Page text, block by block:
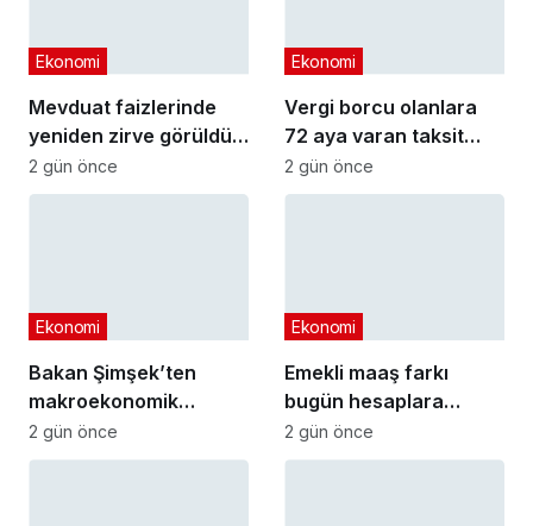
Mevduat faizlerinde
yeniden zirve görüldü :
3 milyon liranın aylık
getirisi ne kadar oldu?
Ekonomi
2 gün önce
Vergi borcu olanlara
72 aya varan taksit
fırsatı
Ekonomi
2 gün önce
Bakan Şimşek’ten
makroekonomik
istikrar açıklaması
Ekonomi
2 gün önce
Emekli maaş farkı
bugün hesaplara
yatıyor
Ekonomi
2 gün önce